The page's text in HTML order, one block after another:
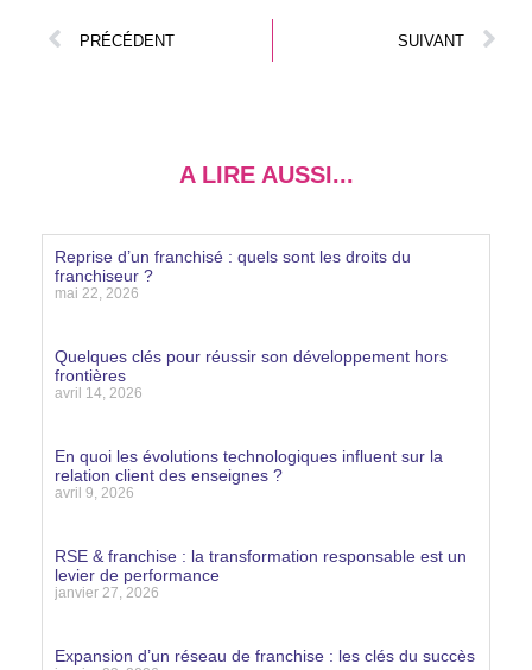
PRÉCÉDENT SUIVANT
A LIRE AUSSI...
Reprise d’un franchisé : quels sont les droits du
franchiseur ?
mai 22, 2026
Quelques clés pour réussir son développement hors
frontières
avril 14, 2026
En quoi les évolutions technologiques influent sur la
relation client des enseignes ?
avril 9, 2026
RSE & franchise : la transformation responsable est un
levier de performance
janvier 27, 2026
Expansion d’un réseau de franchise : les clés du succès